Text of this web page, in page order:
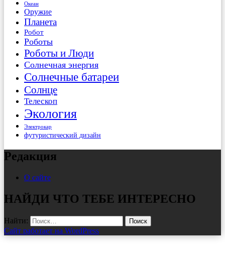
Океан
Оружие
Планета
Робот
Роботы
Роботы и Люди
Солнечная энергия
Солнечные батареи
Солнце
Телескоп
Экология
Электрокар
футуристический дизайн
Редакция
О сайте
НАЙДИ ЧТО ТЕБЕ ИНТЕРЕСНО
Найти:
Сайт работает на WordPress